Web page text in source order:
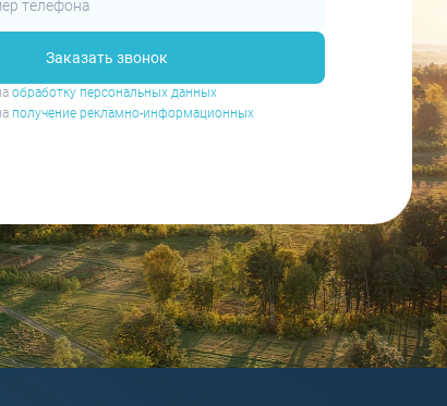
Заказать звонок
обработку персональных данных
получение рекламно-информационных